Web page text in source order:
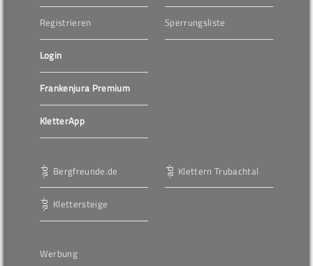
Registrieren
Login
Frankenjura Premium
KletterApp
Sperrungsliste
Bergfreunde.de
Klettersteige
Klettern Trubachtal
Werbung